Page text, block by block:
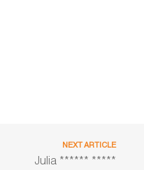
NEXT ARTICLE
Julia ****** *****